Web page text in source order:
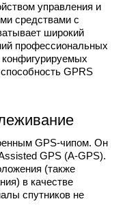
управления и
средствами с
широкий
профессиональных
конфигурируемых
GPRS
GPS-чипом. Он
GPS (A-GPS).
(также
в качестве
спутников не